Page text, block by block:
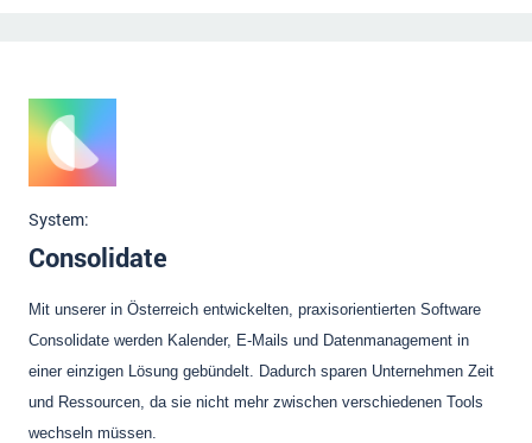
Position
E-Mail Adresse
Anmerkungen (fakultativ)
System:
Consolidate
Mit unserer in Österreich entwickelten, praxisorientierten Software
Consolidate werden Kalender, E-Mails und Datenmanagement in
einer einzigen Lösung gebündelt. Dadurch sparen Unternehmen Zeit
und Ressourcen, da sie nicht mehr zwischen verschiedenen Tools
wechseln müssen.